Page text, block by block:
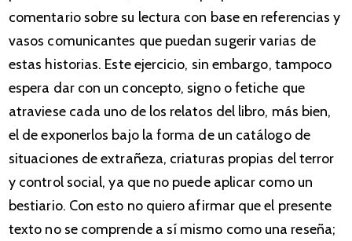
comentario sobre su lectura con base en referencias y
vasos comunicantes que puedan sugerir varias de
estas historias. Este ejercicio, sin embargo, tampoco
espera dar con un concepto, signo o fetiche que
atraviese cada uno de los relatos del libro, más bien,
el de exponerlos bajo la forma de un catálogo de
situaciones de extrañeza, criaturas propias del terror
y control social, ya que no puede aplicar como un
bestiario. Con esto no quiero afirmar que el presente
texto no se comprende a sí mismo como una reseña;